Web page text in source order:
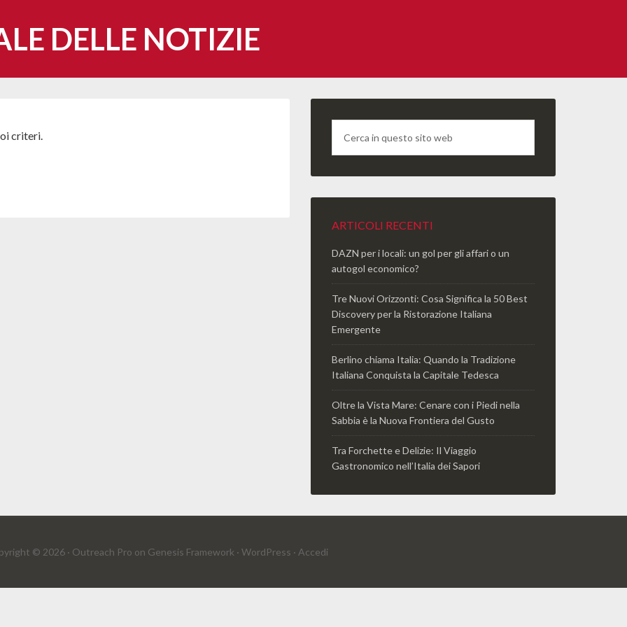
DELLE NOTIZIE
criteri.
ARTICOLI RECENTI
DAZN per i locali: un gol per gli affari o un
autogol economico?
Tre Nuovi Orizzonti: Cosa Significa la 50 Best
Discovery per la Ristorazione Italiana
Emergente
Berlino chiama Italia: Quando la Tradizione
Italiana Conquista la Capitale Tedesca
Oltre la Vista Mare: Cenare con i Piedi nella
Sabbia è la Nuova Frontiera del Gusto
Tra Forchette e Delizie: Il Viaggio
Gastronomico nell’Italia dei Sapori
© 2026 · Outreach Pro on Genesis Framework · WordPress · Accedi